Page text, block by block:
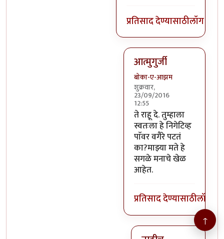
प्रतिसाद देण्यासाठीलॉग इन
आत्मुगुर्जी
बोका-ए-आझम
शुक्रवार,
23/09/2016
12:55
In reply to@तस्मात्
ते राहू दे. तुम्हाला
स्वतःला हे निगेटिव्ह
पाॅवर वगैरे पटतं
का?माझ्या मते हे
सगळे मनाचे खेळ
आहेत.
प्रतिसाद देण्यासाठीलॉग
↑